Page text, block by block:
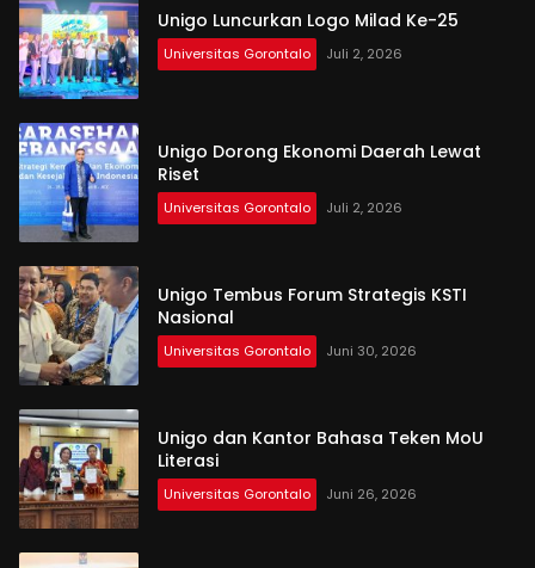
Unigo Luncurkan Logo Milad Ke-25
Universitas Gorontalo Juli 2, 2026
Unigo Dorong Ekonomi Daerah Lewat
Riset
Universitas Gorontalo Juli 2, 2026
Unigo Tembus Forum Strategis KSTI
Nasional
Universitas Gorontalo Juni 30, 2026
Unigo dan Kantor Bahasa Teken MoU
Literasi
Universitas Gorontalo Juni 26, 2026